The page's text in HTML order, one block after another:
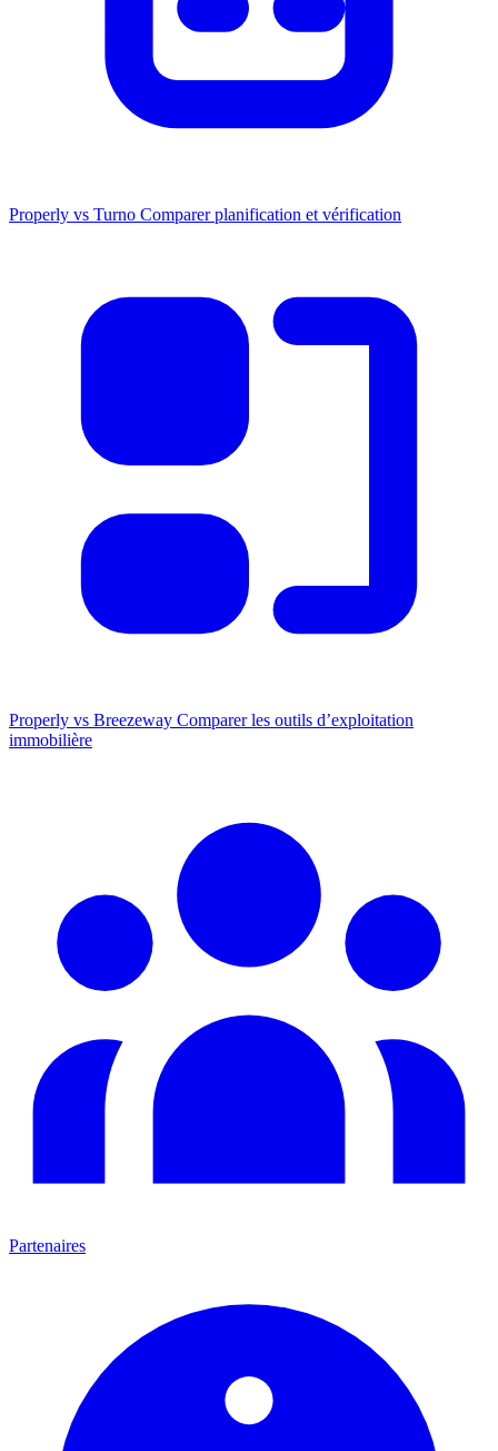
Properly vs Turno Comparer planification et vérification
Properly vs Breezeway Comparer les outils d’exploitation
immobilière
Partenaires